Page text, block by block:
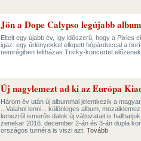
Jön a Dope Calypso legújabb
Eltelt egy újabb év, így időszerű, hogy a Pixies
igaz: egy űrlényekkel ellepett hópárduccal a
nemrégiben teltházas Tricky-koncertet
Új nagylemezt ad ki az Európa
Három év után új albummal jelentkezik a
...Valahol lenni... különleges album,
lemezről ismerős dalok új változatait is
zenekar 2016. december 2-án és 3-án dupla
országos turnéra is viszi azt. Tovább